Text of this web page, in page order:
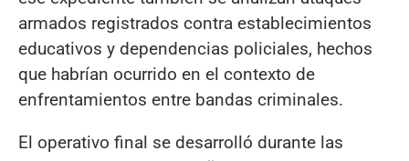
armados registrados contra establecimientos
educativos y dependencias policiales, hechos
que habrían ocurrido en el contexto de
enfrentamientos entre bandas criminales.
El operativo final se desarrolló durante las